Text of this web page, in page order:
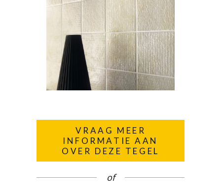
VRAAG MEER
INFORMATIE AAN
OVER DEZE TEGEL
of